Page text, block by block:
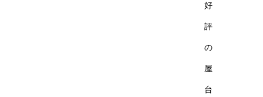
好
評
の
屋
台